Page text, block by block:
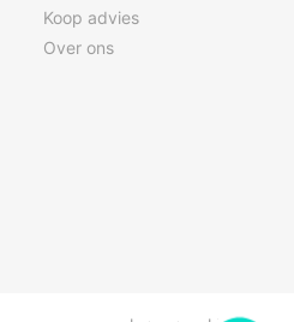
Koop advies
Over ons